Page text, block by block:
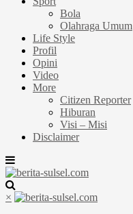
Bola
Olahraga Umum
Life Style
Profil
Opini
Video
More
Citizen Reporter
Hiburan
Visi – Misi
Disclaimer
×